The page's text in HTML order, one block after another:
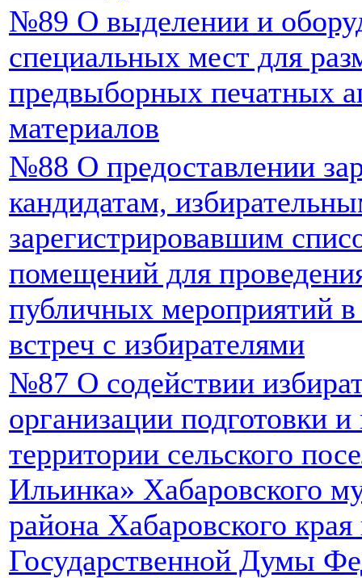
№89 О выделении и
специальных мест для
предвыборных печатных
материалов
№88 О предоставлении
кандидатам,
зарегистрировавшим
помещений для
публичных мероприятий
встреч с избирателями
№87 О содействии
организации подготовки
территории сельского
Ильинка» Хабаровского
района Хабаровского
Государственной Думы